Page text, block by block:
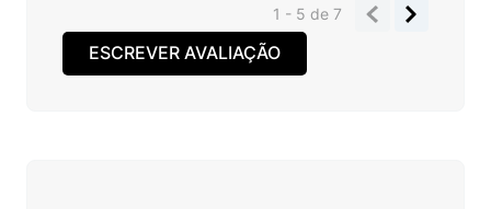
1 - 5de 7
ESCREVER AVALIAÇÃO